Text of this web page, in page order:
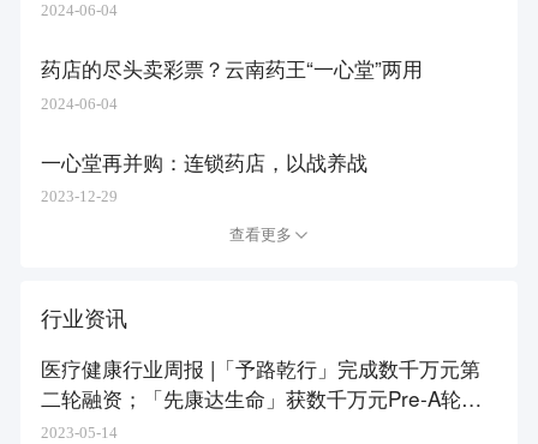
2024-06-04
药店的尽头卖彩票？云南药王“一心堂”两用
2024-06-04
一心堂再并购：连锁药店，以战养战
2023-12-29
查看更多
行业资讯
医疗健康行业周报 |「予路乾行」完成数千万元第
二轮融资；「先康达生命」获数千万元Pre-A轮融
资
2023-05-14